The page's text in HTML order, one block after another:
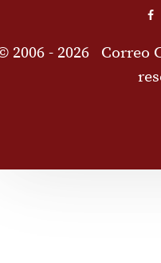
2006 - 2026 Correo